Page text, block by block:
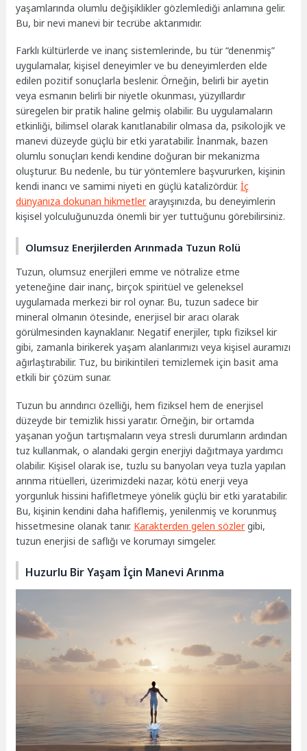
yaşamlarında olumlu değişiklikler gözlemlediği anlamına gelir.
Bu, bir nevi manevi bir tecrübe aktarımıdır.
Farklı kültürlerde ve inanç sistemlerinde, bu tür “denenmiş”
uygulamalar, kişisel deneyimler ve bu deneyimlerden elde
edilen pozitif sonuçlarla beslenir. Örneğin, belirli bir ayetin
veya esmanın belirli bir niyetle okunması, yüzyıllardır
süregelen bir pratik haline gelmiş olabilir. Bu uygulamaların
etkinliği, bilimsel olarak kanıtlanabilir olmasa da, psikolojik ve
manevi düzeyde güçlü bir etki yaratabilir. İnanmak, bazen
olumlu sonuçları kendi kendine doğuran bir mekanizma
oluşturur. Bu nedenle, bu tür yöntemlere başvururken, kişinin
kendi inancı ve samimi niyeti en güçlü katalizördür.İç
dünyanıza dokunan hikmetlerarayışınızda, bu deneyimlerin
kişisel yolculuğunuzda önemli bir yer tuttuğunu görebilirsiniz.
Olumsuz Enerjilerden Arınmada Tuzun Rolü
Tuzun, olumsuz enerjileri emme ve nötralize etme
yeteneğine dair inanç, birçok spiritüel ve geleneksel
uygulamada merkezi bir rol oynar. Bu, tuzun sadece bir
mineral olmanın ötesinde, enerjisel bir aracı olarak
görülmesinden kaynaklanır. Negatif enerjiler, tıpkı fiziksel kir
gibi, zamanla birikerek yaşam alanlarımızı veya kişisel auramızı
ağırlaştırabilir. Tuz, bu birikintileri temizlemek için basit ama
etkili bir çözüm sunar.
Tuzun bu arındırıcı özelliği, hem fiziksel hem de enerjisel
düzeyde bir temizlik hissi yaratır. Örneğin, bir ortamda
yaşanan yoğun tartışmaların veya stresli durumların ardından
tuz kullanmak, o alandaki gergin enerjiyi dağıtmaya yardımcı
olabilir. Kişisel olarak ise, tuzlu su banyoları veya tuzla yapılan
arınma ritüelleri, üzerimizdeki nazar, kötü enerji veya
yorgunluk hissini hafifletmeye yönelik güçlü bir etki yaratabilir.
Bu, kişinin kendini daha hafiflemiş, yenilenmiş ve korunmuş
hissetmesine olanak tanır. Karakterden gelen sözlergibi,
tuzun enerjisi de saflığı ve korumayı simgeler.
Huzurlu Bir Yaşam İçin Manevi Arınma